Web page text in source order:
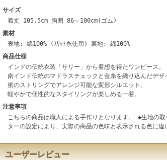
サイズ
着丈 105.5cm 胸囲 86～100cm(ゴム)
素材
表地: 綿100% (ｽﾘｯﾄ糸使用) 裏地: 綿100%
商品仕様
インドの伝統衣装「サリー」から着想を得たワンピース。
南インド伝統のマドラスチェックと金糸を織り込んだデザ
裾のストリングでアレンジ可能な変形シルエット。
軽やかで個性的なスタイリングが楽しめる一着。
注意事項
こちらの商品は職人による手作りとなります。 ◆生地の
ターの設定により、実際の商品の色味と表示される色に違
ユーザーレビュー